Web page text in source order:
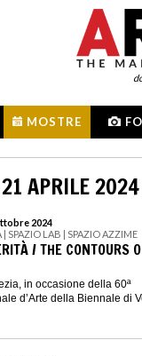
MOSTRE
APRILE 2024
2024
| SPAZIO LAB | SPAZIO AZZIME
/ THE CONTOURS
in occasione della 60ª
d’Arte della Biennale di